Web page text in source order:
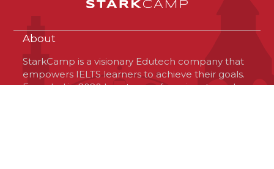
About
StarkCamp is a visionary Edutech company that
empowers IELTS learners to achieve their goals.
Founded in 2020 by a team of passionate and